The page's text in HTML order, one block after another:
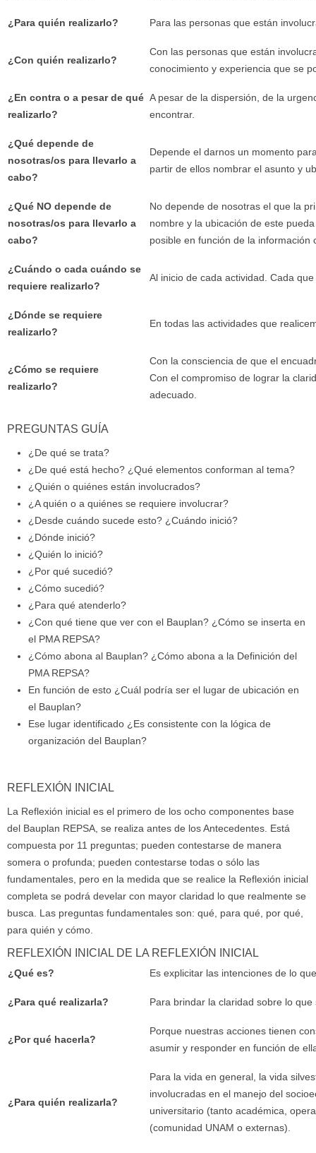
¿Para quién realizarlo? Para las personas que están
¿Con quién realizarlo?
Con las personas que están
conocimiento y experiencia que se
¿En contra o a pesar de qué
realizarlo?
A pesar de la dispersión, de la
encontrar.
¿Qué depende de
nosotras/os para llevarlo a
cabo?
Depende el darnos un momento
partir de ellos nombrar el asunto y
¿Qué NO depende de
nosotras/os para llevarlo a
cabo?
No depende de nosotras el que la
nombre y la ubicación de este
posible en función de la
¿Cuándo o cada cuándo se
requiere realizarlo?
Al inicio de cada actividad. Cada
¿Dónde se requiere
realizarlo?
En todas las actividades que
¿Cómo se requiere
realizarlo?
Con la consciencia de que el
Con el compromiso de lograr la
adecuado.
PREGUNTAS GUÍA
¿De qué se trata?
¿De qué está hecho? ¿Qué elementos conforman al tema?
¿Quién o quiénes están involucrados?
¿A quién o a quiénes se requiere involucrar?
¿Desde cuándo sucede esto? ¿Cuándo inició?
¿Dónde inició?
¿Quién lo inició?
¿Por qué sucedió?
¿Cómo sucedió?
¿Para qué atenderlo?
¿Con qué tiene que ver con el Bauplan? ¿Cómo se inserta en
el PMA REPSA?
¿Cómo abona al Bauplan? ¿Cómo abona a la Definición del
PMA REPSA?
En función de esto ¿Cuál podría ser el lugar de ubicación en
el Bauplan?
Ese lugar identificado ¿Es consistente con la lógica de
organización del Bauplan?
REFLEXIÓN INICIAL
La Reflexión inicial es el primero de los ocho componentes base
del Bauplan REPSA, se realiza antes de los Antecedentes. Está
compuesta por 11 preguntas; pueden contestarse de manera
somera o profunda; pueden contestarse todas o sólo las
fundamentales, pero en la medida que se realice la Reflexión inicial
completa se podrá develar con mayor claridad lo que realmente se
busca. Las preguntas fundamentales son: qué, para qué, por qué,
para quién y cómo.
REFLEXIÓN INICIAL DE LA REFLEXIÓN INICIAL
¿Qué es? Es explicitar las intenciones de lo
¿Para qué realizarla? Para brindar la claridad sobre lo
¿Por qué hacerla?
Porque nuestras acciones tienen
asumir y responder en función de
¿Para quién realizarla?
Para la vida en general, la vida
involucradas en el manejo del
universitario (tanto académica,
(comunidad UNAM o externas).